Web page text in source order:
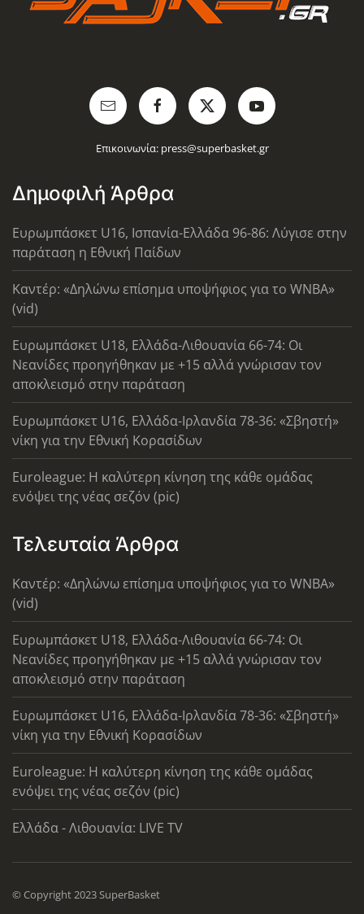
Επικοινωνία: press@superbasket.gr
Δημοφιλή Άρθρα
Ευρωμπάσκετ U16, Ισπανία-Ελλάδα 96-86: Λύγισε στην
παράταση η Εθνική Παίδων
Καντέρ: «Δηλώνω επίσημα υποψήφιος για το WNBA»
(vid)
Ευρωμπάσκετ U18, Ελλάδα-Λιθουανία 66-74: Οι
Νεανίδες προηγήθηκαν με +15 αλλά γνώρισαν τον
αποκλεισμό στην παράταση
Ευρωμπάσκετ U16, Ελλάδα-Ιρλανδία 78-36: «Σβηστή»
νίκη για την Εθνική Κορασίδων
Euroleague: Η καλύτερη κίνηση της κάθε ομάδας
ενόψει της νέας σεζόν (pic)
Τελευταία Άρθρα
Καντέρ: «Δηλώνω επίσημα υποψήφιος για το WNBA»
(vid)
Ευρωμπάσκετ U18, Ελλάδα-Λιθουανία 66-74: Οι
Νεανίδες προηγήθηκαν με +15 αλλά γνώρισαν τον
αποκλεισμό στην παράταση
Ευρωμπάσκετ U16, Ελλάδα-Ιρλανδία 78-36: «Σβηστή»
νίκη για την Εθνική Κορασίδων
Euroleague: Η καλύτερη κίνηση της κάθε ομάδας
ενόψει της νέας σεζόν (pic)
Ελλάδα - Λιθουανία: LIVE TV
© Copyright 2023 SuperBasket